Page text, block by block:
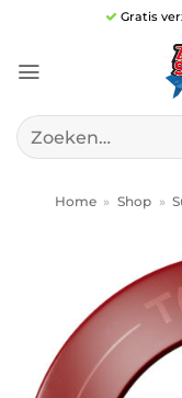
inhoud
Gratis
Zoeken
naar:
Home » Shop »